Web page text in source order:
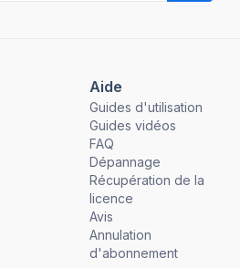
Aide
Guides d'utilisation
Guides vidéos
FAQ
Dépannage
Récupération de la
licence
Avis
Annulation
d'abonnement